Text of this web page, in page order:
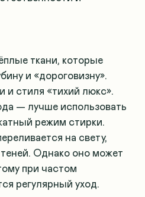
ткани, которые
и «дороговизну».
и стиля «тихий люкс».
— лучше использовать
режим стирки.
на свету,
теней. Однако оно может
при частом
регулярный уход.